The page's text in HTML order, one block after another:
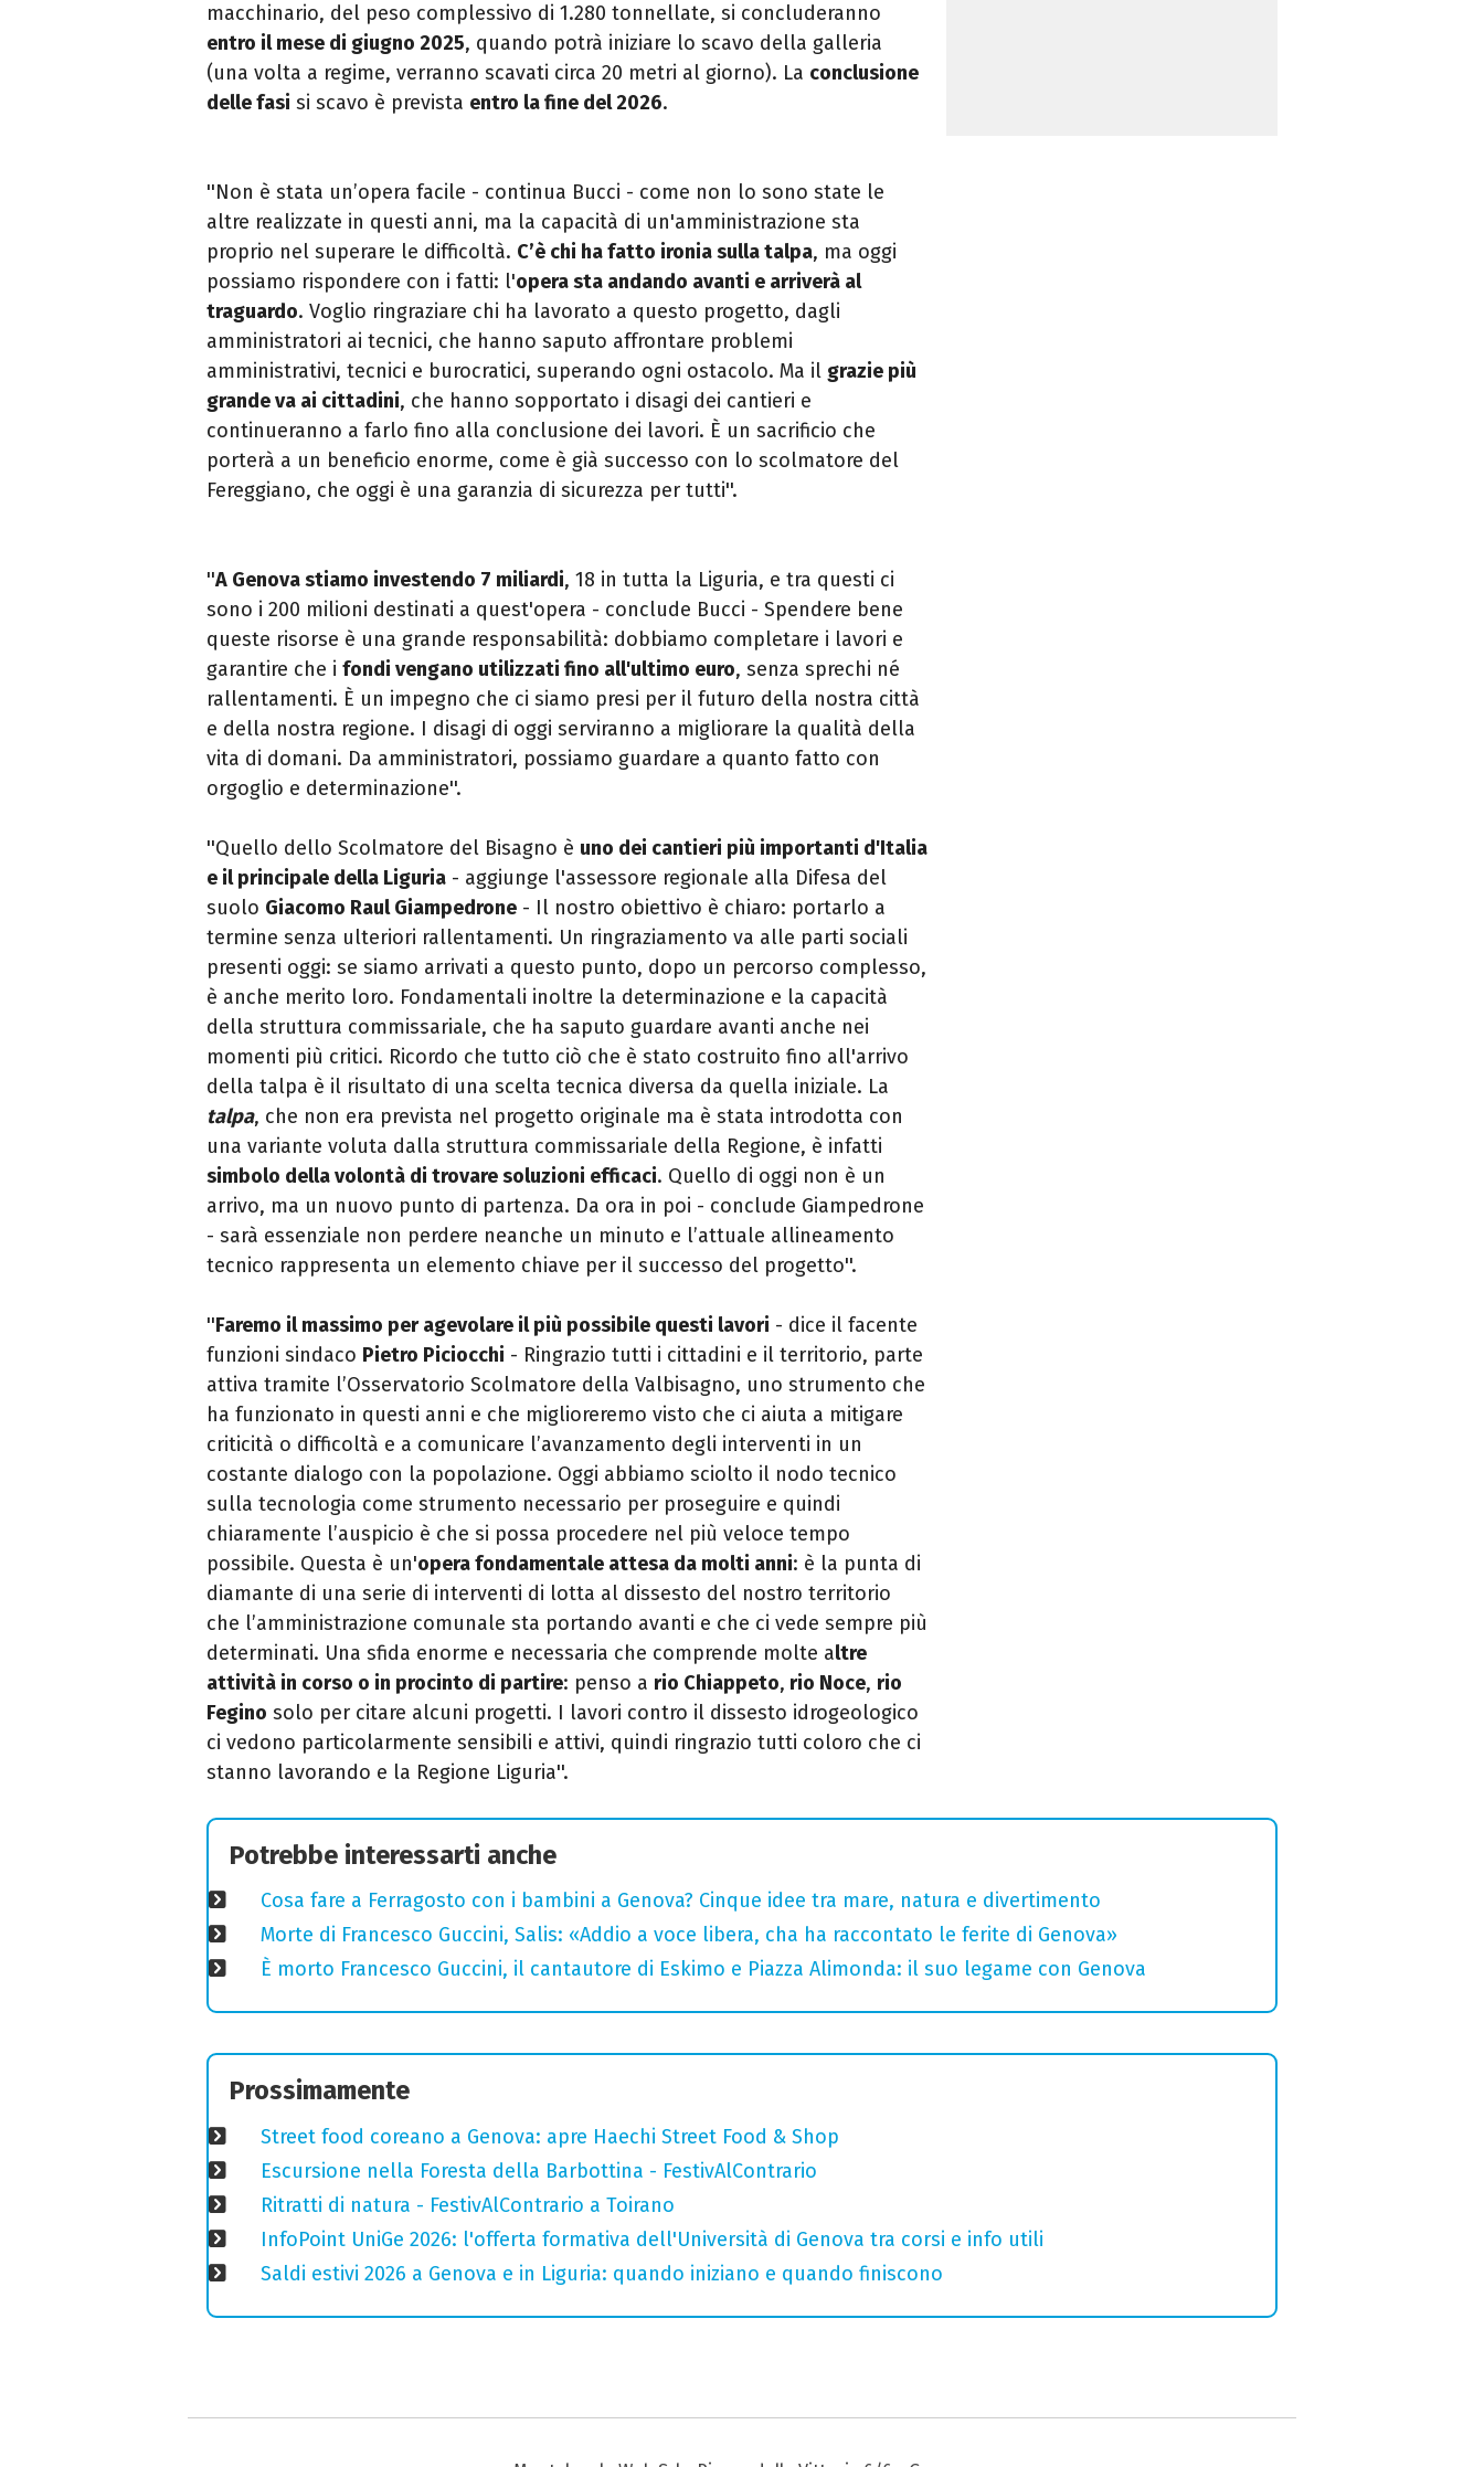
macchinario, del peso complessivo di 1.280 tonnellate, si concluderanno
entro il mese di giugno 2025, quando potrà iniziare lo scavo della galleria
(una volta a regime, verranno scavati circa 20 metri al giorno). La conclusione
delle fasi si scavo è prevista entro la fine del 2026.
''Non è stata un’opera facile - continua Bucci - come non lo sono state le
altre realizzate in questi anni, ma la capacità di un'amministrazione sta
proprio nel superare le difficoltà. C’è chi ha fatto ironia sulla talpa, ma oggi
possiamo rispondere con i fatti: l'opera sta andando avanti e arriverà al
traguardo. Voglio ringraziare chi ha lavorato a questo progetto, dagli
amministratori ai tecnici, che hanno saputo affrontare problemi
amministrativi, tecnici e burocratici, superando ogni ostacolo. Ma il grazie più
grande va ai cittadini, che hanno sopportato i disagi dei cantieri e
continueranno a farlo fino alla conclusione dei lavori. È un sacrificio che
porterà a un beneficio enorme, come è già successo con lo scolmatore del
Fereggiano, che oggi è una garanzia di sicurezza per tutti''.
''A Genova stiamo investendo 7 miliardi, 18 in tutta la Liguria, e tra questi ci
sono i 200 milioni destinati a quest'opera - conclude Bucci - Spendere bene
queste risorse è una grande responsabilità: dobbiamo completare i lavori e
garantire che i fondi vengano utilizzati fino all'ultimo euro, senza sprechi né
rallentamenti. È un impegno che ci siamo presi per il futuro della nostra città
e della nostra regione. I disagi di oggi serviranno a migliorare la qualità della
vita di domani. Da amministratori, possiamo guardare a quanto fatto con
orgoglio e determinazione''.
''Quello dello Scolmatore del Bisagno è uno dei cantieri più importanti d'Italia
e il principale della Liguria - aggiunge l'assessore regionale alla Difesa del
suolo Giacomo Raul Giampedrone - Il nostro obiettivo è chiaro: portarlo a
termine senza ulteriori rallentamenti. Un ringraziamento va alle parti sociali
presenti oggi: se siamo arrivati a questo punto, dopo un percorso complesso,
è anche merito loro. Fondamentali inoltre la determinazione e la capacità
della struttura commissariale, che ha saputo guardare avanti anche nei
momenti più critici. Ricordo che tutto ciò che è stato costruito fino all'arrivo
della talpa è il risultato di una scelta tecnica diversa da quella iniziale. La
talpa, che non era prevista nel progetto originale ma è stata introdotta con
una variante voluta dalla struttura commissariale della Regione, è infatti
simbolo della volontà di trovare soluzioni efficaci. Quello di oggi non è un
arrivo, ma un nuovo punto di partenza. Da ora in poi - conclude Giampedrone
- sarà essenziale non perdere neanche un minuto e l’attuale allineamento
tecnico rappresenta un elemento chiave per il successo del progetto''.
''Faremo il massimo per agevolare il più possibile questi lavori - dice il facente
funzioni sindaco Pietro Piciocchi - Ringrazio tutti i cittadini e il territorio, parte
attiva tramite l’Osservatorio Scolmatore della Valbisagno, uno strumento che
ha funzionato in questi anni e che miglioreremo visto che ci aiuta a mitigare
criticità o difficoltà e a comunicare l’avanzamento degli interventi in un
costante dialogo con la popolazione. Oggi abbiamo sciolto il nodo tecnico
sulla tecnologia come strumento necessario per proseguire e quindi
chiaramente l’auspicio è che si possa procedere nel più veloce tempo
possibile. Questa è un'opera fondamentale attesa da molti anni: è la punta di
diamante di una serie di interventi di lotta al dissesto del nostro territorio
che l’amministrazione comunale sta portando avanti e che ci vede sempre più
determinati. Una sfida enorme e necessaria che comprende molte altre
attività in corso o in procinto di partire: penso a rio Chiappeto, rio Noce, rio
Fegino solo per citare alcuni progetti. I lavori contro il dissesto idrogeologico
ci vedono particolarmente sensibili e attivi, quindi ringrazio tutti coloro che ci
stanno lavorando e la Regione Liguria''.
Potrebbe interessarti anche
Cosa fare a Ferragosto con i bambini a Genova? Cinque idee tra mare, natura e divertimento
Morte di Francesco Guccini, Salis: «Addio a voce libera, cha ha raccontato le ferite di Genova»
È morto Francesco Guccini, il cantautore di Eskimo e Piazza Alimonda: il suo legame con Genova
Prossimamente
Street food coreano a Genova: apre Haechi Street Food & Shop
Escursione nella Foresta della Barbottina - FestivAlContrario
Ritratti di natura - FestivAlContrario a Toirano
InfoPoint UniGe 2026: l'offerta formativa dell'Università di Genova tra corsi e info utili
Saldi estivi 2026 a Genova e in Liguria: quando iniziano e quando finiscono